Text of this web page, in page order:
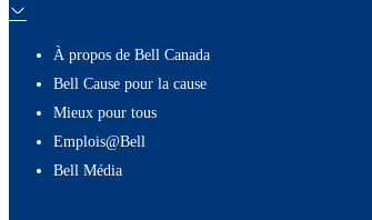
À propos de Bell Canada
Bell Cause pour la cause
Mieux pour tous
Emplois@Bell
Bell Média